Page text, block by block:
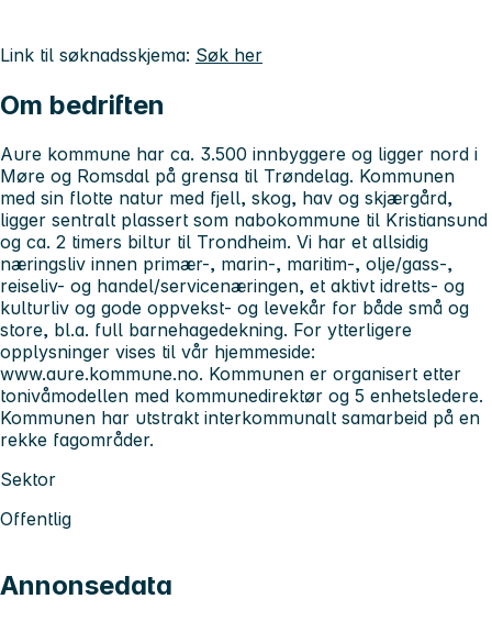
Link til søknadsskjema: Søk her
Om bedriften
Aure kommune har ca. 3.500 innbyggere og ligger nord i
Møre og Romsdal på grensa til Trøndelag. Kommunen
med sin flotte natur med fjell, skog, hav og skjærgård,
ligger sentralt plassert som nabokommune til Kristiansund
og ca. 2 timers biltur til Trondheim. Vi har et allsidig
næringsliv innen primær-, marin-, maritim-, olje/gass-,
reiseliv- og handel/servicenæringen, et aktivt idretts- og
kulturliv og gode oppvekst- og levekår for både små og
store, bl.a. full barnehagedekning. For ytterligere
opplysninger vises til vår hjemmeside:
www.aure.kommune.no. Kommunen er organisert etter
tonivåmodellen med kommunedirektør og 5 enhetsledere.
Kommunen har utstrakt interkommunalt samarbeid på en
rekke fagområder.
Sektor
Offentlig
Annonsedata